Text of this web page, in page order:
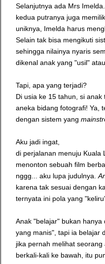
Selanjutnya ada Mrs
kedua putranya juga
uniknya, Imelda harus
Selain tak bisa mengikuti
sehingga nilainya nyaris
dikenal anak yang "usil"
Tapi, apa yang terjadi?
Di usia ke 15 tahun, si
aneka bidang fotografi! Ya,
dengan sistem yang
Aku jadi ingat,
di perjalanan menuju Kuala
menonton sebuah film
nggg... aku lupa judulnya.
karena tak sesuai dengan
ternyata ini pola yang
Anak "belajar" bukan
yang manis", tapi ia belajar
jika pernah melihat
berkali-kali ke bawah, itu